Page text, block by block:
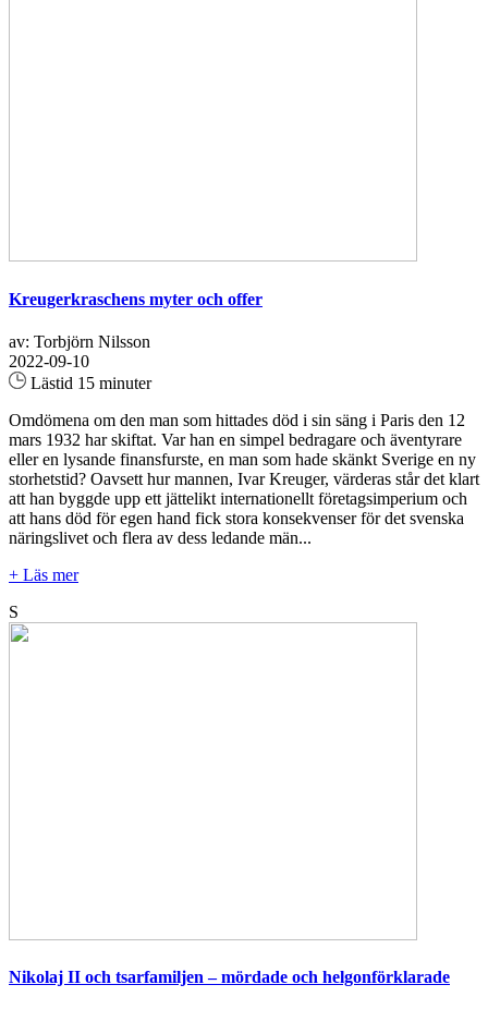
Kreugerkraschens myter och offer
av: Torbjörn Nilsson
2022-09-10
Lästid 15 minuter
Omdömena om den man som hittades död i sin säng i Paris den 12
mars 1932 har skiftat. Var han en simpel bedragare och äventyrare
eller en lysande finansfurste, en man som hade skänkt Sverige en ny
storhetstid? Oavsett hur mannen, Ivar Kreuger, värderas står det klart
att han byggde upp ett jättelikt internationellt företagsimperium och
att hans död för egen hand fick stora konsekvenser för det svenska
näringslivet och flera av dess ledande män...
+ Läs mer
S
Nikolaj II och tsarfamiljen – mördade och helgonförklarade